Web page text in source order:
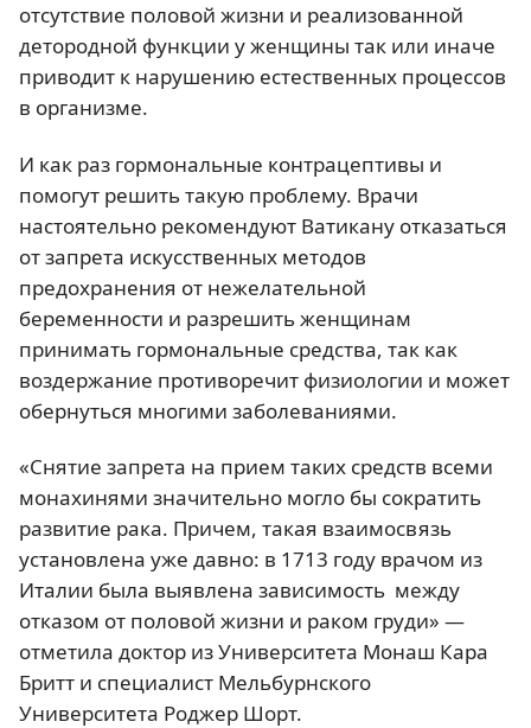
отсутствие половой жизни и реализованной
детородной функции у женщины так или иначе
приводит к нарушению естественных процессов
в организме.
И как раз гормональные контрацептивы и
помогут решить такую проблему. Врачи
настоятельно рекомендуют Ватикану отказаться
от запрета искусственных методов
предохранения от нежелательной
беременности и разрешить женщинам
принимать гормональные средства, так как
воздержание противоречит физиологии и может
обернуться многими заболеваниями.
«Снятие запрета на прием таких средств всеми
монахинями значительно могло бы сократить
развитие рака. Причем, такая взаимосвязь
установлена уже давно: в 1713 году врачом из
Италии была выявлена зависимость между
отказом от половой жизни и раком груди» —
отметила доктор из Университета Монаш Кара
Бритт и специалист Мельбурнского
Университета Роджер Шорт.